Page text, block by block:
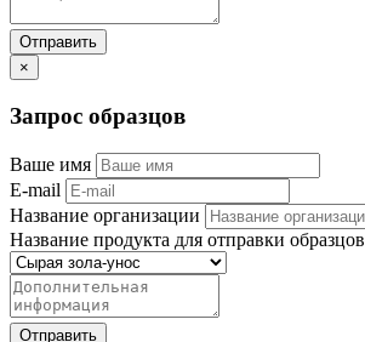
×
Запрос образцов
Ваше имя
E-mail
Название организации
Название продукта для отправки образцов